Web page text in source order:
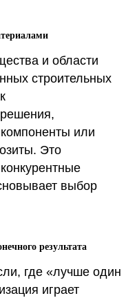
и области
строительных
или
Это
выбор
результата
где «лучше один
играет